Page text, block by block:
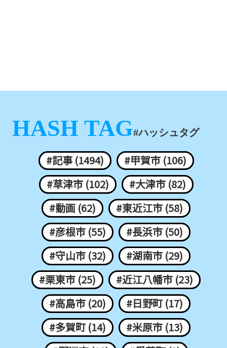
HASH TAG#ハッシュタグ
#記事 (1494)
#甲賀市 (106)
#草津市 (102)
#大津市 (82)
#動画 (62)
#東近江市 (58)
#彦根市 (55)
#長浜市 (50)
#守山市 (32)
#湖南市 (29)
#栗東市 (25)
#近江八幡市 (23)
#高島市 (20)
#日野町 (17)
#多賀町 (14)
#米原市 (13)